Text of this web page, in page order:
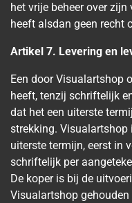
het vrije beheer over
heeft alsdan geen recht
Artikel 7. Levering en
Een door Visualartshop
heeft, tenzij schriftelijk
dat het een uiterste
strekking. Visualartshop
uiterste termijn, eerst in
schriftelijk per
De koper is bij de
Visualartshop